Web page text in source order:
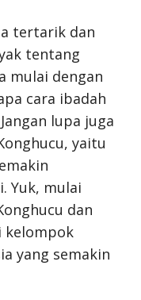
tertarik dan
tentang
mulai dengan
cara ibadah
lupa juga
yaitu
Yuk, mulai
dan
kelompok
yang semakin